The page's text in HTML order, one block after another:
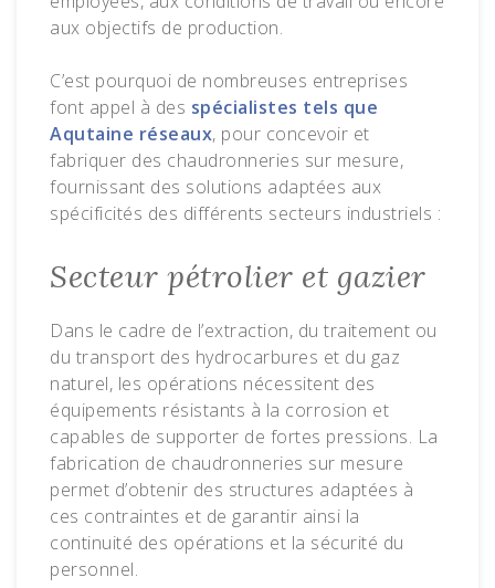
aux objectifs de production.
C’est pourquoi de nombreuses entreprises
font appel à des spécialistes tels que
Aqutaine réseaux, pour concevoir et
fabriquer des chaudronneries sur mesure,
fournissant des solutions adaptées aux
spécificités des différents secteurs industriels :
Secteur pétrolier et gazier
Dans le cadre de l’extraction, du traitement ou
du transport des hydrocarbures et du gaz
naturel, les opérations nécessitent des
équipements résistants à la corrosion et
capables de supporter de fortes pressions. La
fabrication de chaudronneries sur mesure
permet d’obtenir des structures adaptées à
ces contraintes et de garantir ainsi la
continuité des opérations et la sécurité du
personnel.